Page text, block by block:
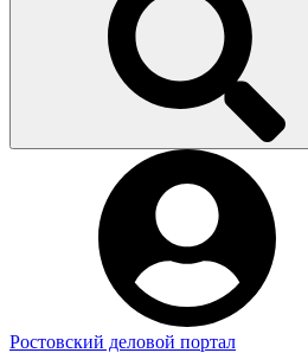
Ростовский деловой портал